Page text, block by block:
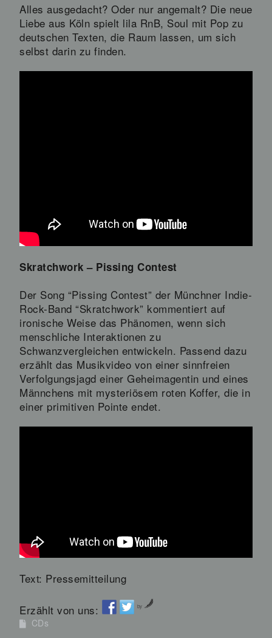
Alles ausgedacht? Oder nur angemalt? Die neue
Liebe aus Köln spielt lila RnB, Soul mit Pop zu
deutschen Texten, die Raum lassen, um sich
selbst darin zu finden.
Skratchwork – Pissing Contest
Der Song “Pissing Contest” der Münchner Indie-
Rock-Band “Skratchwork” kommentiert auf
ironische Weise das Phänomen, wenn sich
menschliche Interaktionen zu
Schwanzvergleichen entwickeln. Passend dazu
erzählt das Musikvideo von einer sinnfreien
Verfolgungsjagd einer Geheimagentin und eines
Männchens mit mysteriösem roten Koffer, die in
einer primitiven Pointe endet.
Text: Pressemitteilung
Erzählt von uns: by
CDs